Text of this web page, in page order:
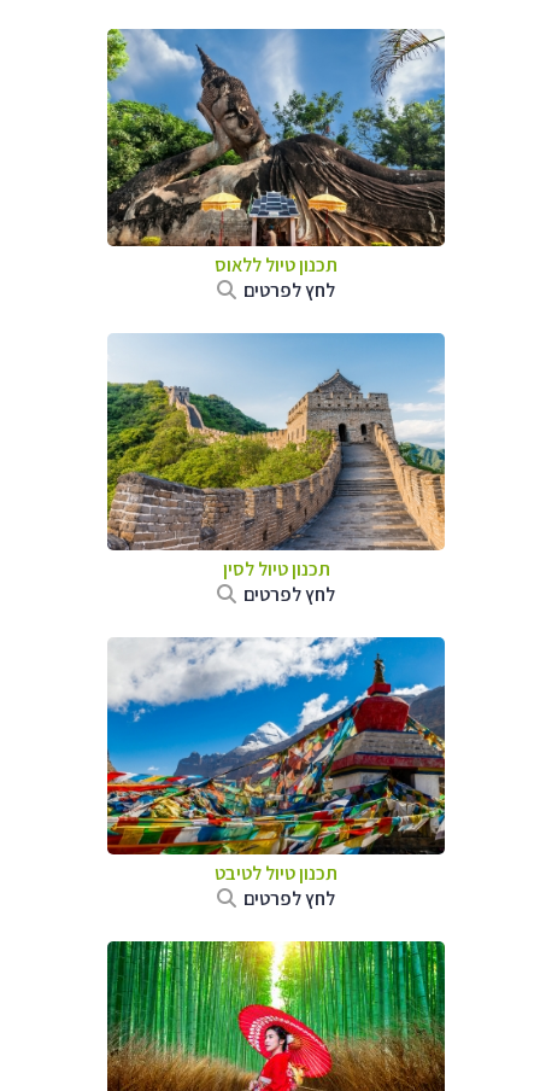
תכנון טיולללאוס
לחץ לפרטים
תכנון טיוללסין
לחץ לפרטים
תכנון טיוללטיבט
לחץ לפרטים